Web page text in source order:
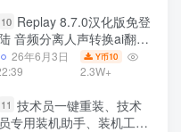
10 Replay 8.7.0汉化版免登
音频分离人声转换ai翻唱
支持50系显卡 一键安装
26年6月3日
Y币10
2.3W+
11 技术员一键重装、技术
员专用装机助手、装机工